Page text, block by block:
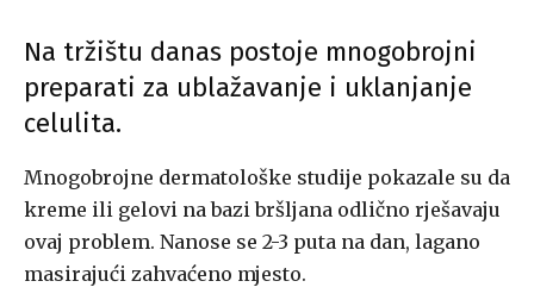
Na tržištu danas postoje mnogobrojni
preparati za ublažavanje i uklanjanje
celulita.
Mnogobrojne dermatološke studije pokazale su da
kreme ili gelovi na bazi bršljana odlično rješavaju
ovaj problem. Nanose se 2-3 puta na dan, lagano
masirajući zahvaćeno mjesto.